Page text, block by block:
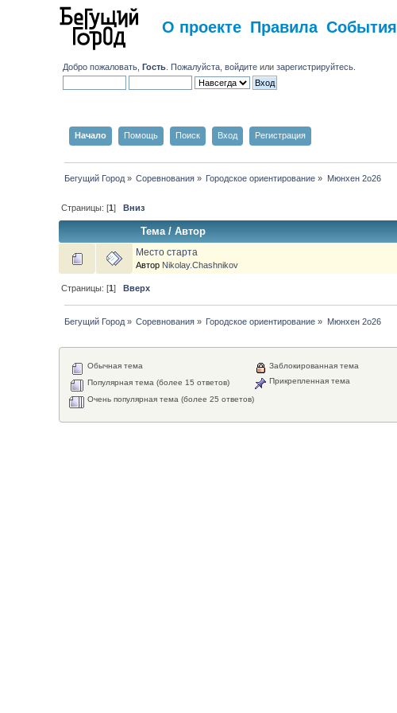
О проекте Правила События
Добро пожаловать,Гость . Пожалуйста,войдите илизарегистрируйтесь
Начало Помощь Поиск Вход Регистрация
Бегущий Город» Соревнования» Городское ориентирование » Мюнхен 2о26
Страницы: [1] Вниз
Тема/ Автор
Место старта
Автор Nikolay.Chashnikov
Страницы: [1] Вверх
Бегущий Город» Соревнования» Городское ориентирование » Мюнхен 2о26
Обычная тема
Популярная тема (более 15 ответов)
Очень популярная тема (более 25 ответов)
Заблокированная тема
Прикрепленная тема